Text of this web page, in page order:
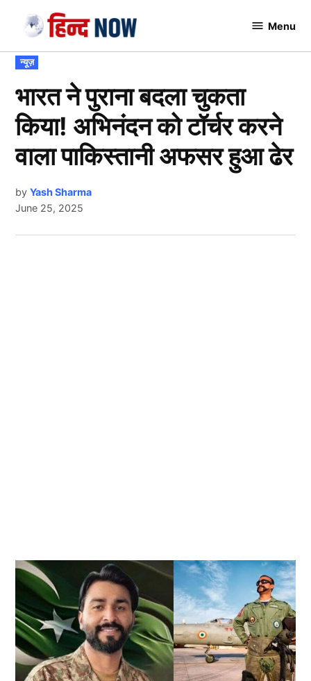
content
Menu
POSTED
IN
न्यूज़
भारत ने पुराना बदला चुकता
किया! अभिनंदन को टॉर्चर करने
वाला पाकिस्तानी अफसर हुआ ढेर
by Yash Sharma
June 25, 2025